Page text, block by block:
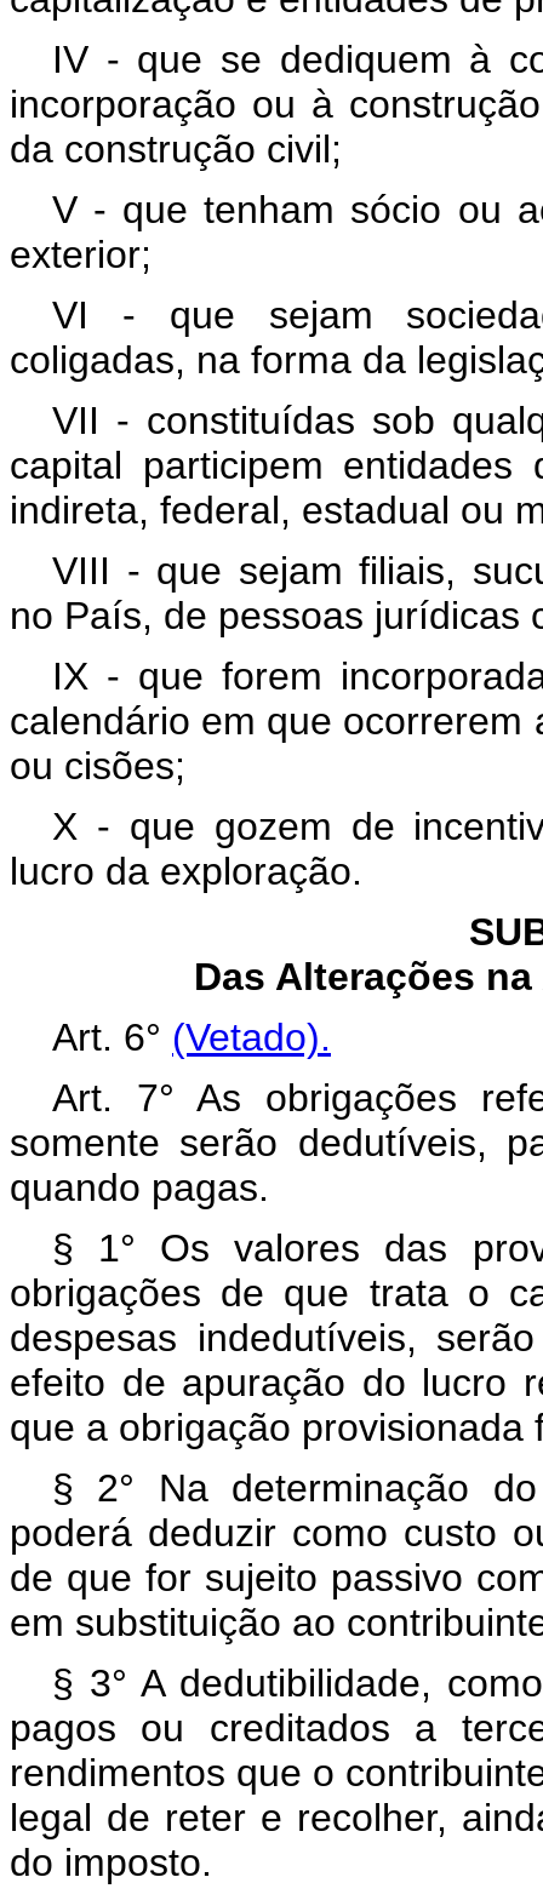
IV - que se dediquem à
incorporação ou à
da construção civil;
V - que tenham sócio ou
exterior;
VI - que sejam
coligadas, na forma da
VII - constituídas sob
capital participem
indireta, federal, estadual ou
VIII - que sejam filiais,
no País, de pessoas jurídicas
IX - que forem
calendário em que ocorrerem
ou cisões;
X - que gozem de
lucro da exploração.
Das Alterações
Art. 6° (Vetado).
Art. 7° As obrigações
somente serão dedutíveis,
quando pagas.
§ 1° Os valores das
obrigações de que trata o
despesas indedutíveis,
efeito de apuração do lucro
que a obrigação provisionada
§ 2° Na determinação
poderá deduzir como custo
de que for sujeito passivo
em substituição ao
§ 3° A dedutibilidade,
pagos ou creditados a
rendimentos que o
legal de reter e recolher,
do imposto.